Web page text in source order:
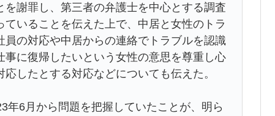
謝罪し、第三者の弁護士を中心とする調査
いることを伝えた上で、中居と女性のトラ
の対応や中居からの連絡でトラブルを認識
に復帰したいという女性の意思を尊重し心
したとする対応などについても伝えた。
6月から問題を把握していたことが、明ら